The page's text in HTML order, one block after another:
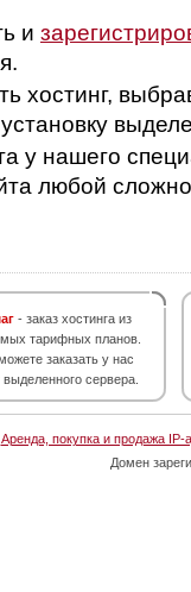
и
хостинг,
у нашего
любой
- заказ хостинга из
тарифных планов.
заказать у нас
выделенного сервера.
Аренда, покупка и продажа IP-
Домен